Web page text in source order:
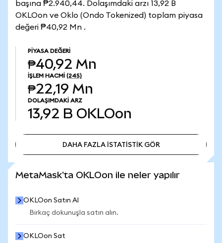
başına ₱2.940,44. Dolaşımdaki arzı 13,92 B
OKLOon ve Oklo (Ondo Tokenized) toplam piyasa
değeri ₱40,92 Mn .
PIYASA DEĞERI
₱40,92 Mn
İŞLEM HACMI (24S)
₱22,19 Mn
DOLAŞIMDAKI ARZ
13,92 B OKLOon
DAHA FAZLA İSTATİSTİK GÖR
MetaMask'ta OKLOon ile neler yapılır
OKLOon Satın Al
Birkaç dokunuşla satın alın.
OKLOon Sat